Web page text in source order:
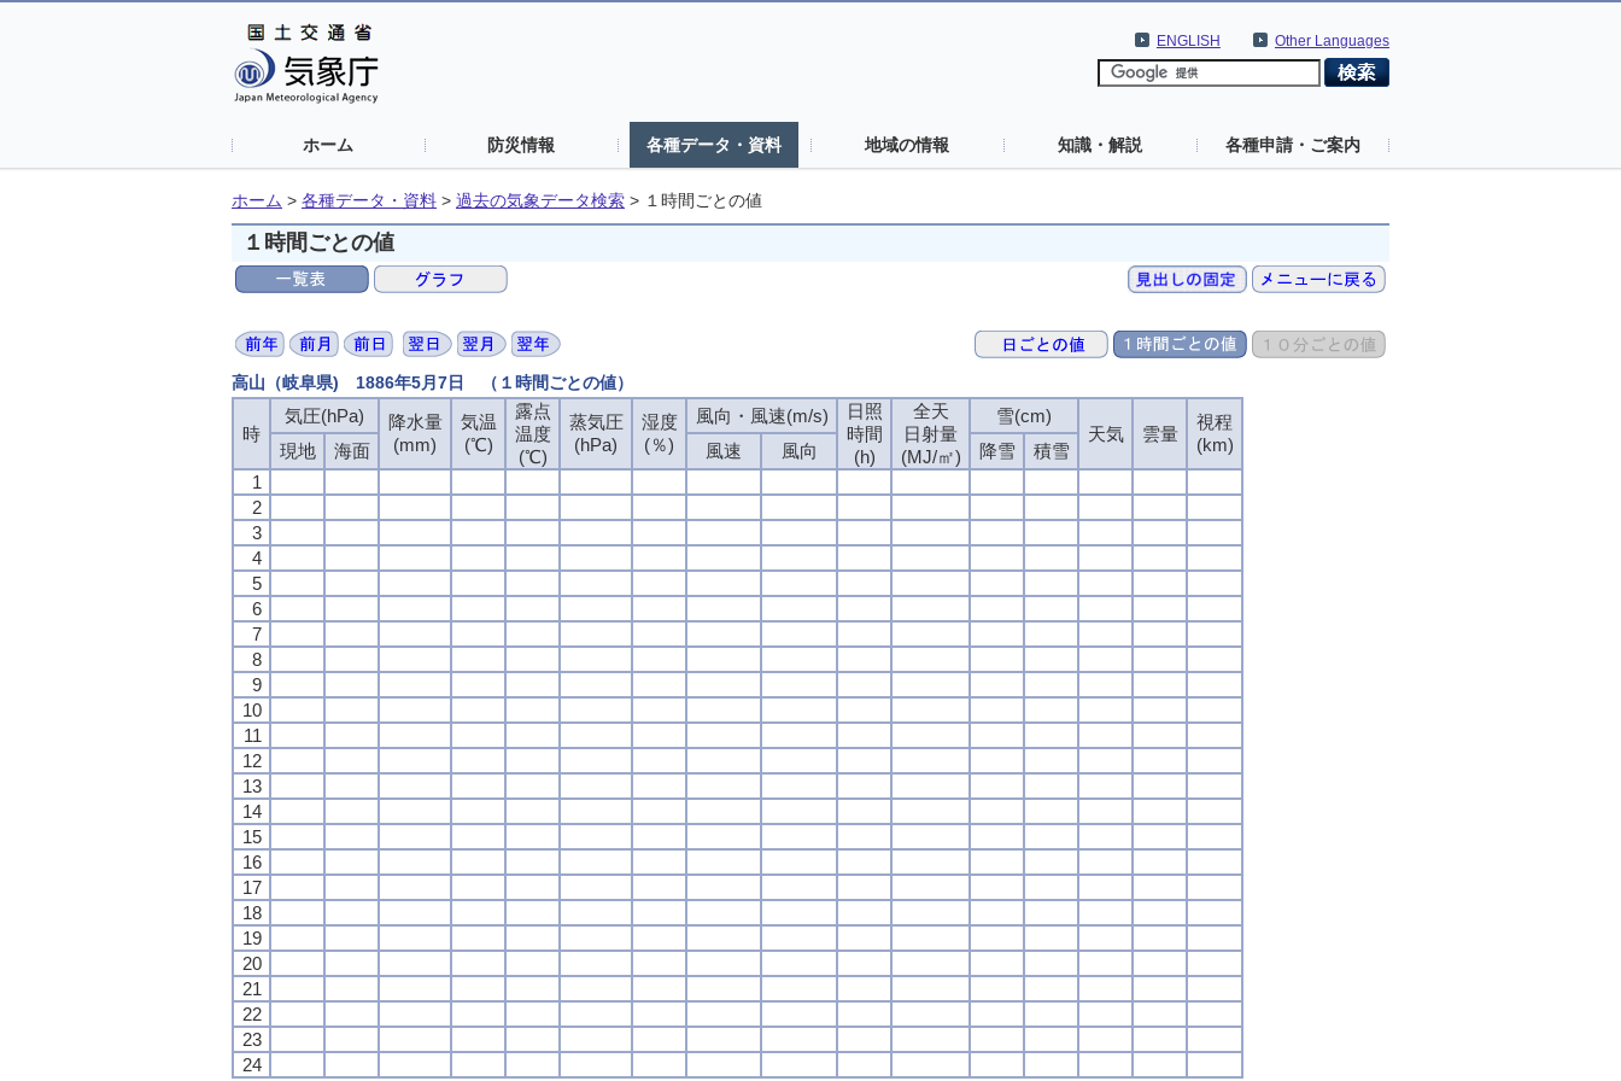
Other Languages
ENGLISH
ホーム 防災情報 各種データ・資料 地域の情報 知識・解説 各種申請・ご案内
ホーム > 各種データ・資料 > 過去の気象データ検索 > １時間ごとの値
１時間ごとの値
高山（岐阜県) 1886年5月7日 （１時間ごとの値）
時
気圧(hPa)
降水量
(mm)
気温
(℃)
露点
温度
(℃)
蒸気圧
(hPa)
湿度
(％)
風向・風速(m/s)
日照
時間
(h)
全天
日射量
(MJ/㎡)
雪(cm)
天気
雲量
視程
(km)
現地 海面 風速 風向 降雪
積雪
1
2
3
4
5
6
7
8
9
10
11
12
13
14
15
16
17
18
19
20
21
22
23
24